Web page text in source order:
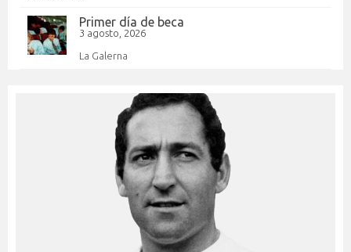
Primer día de beca
3 agosto, 2026
La Galerna